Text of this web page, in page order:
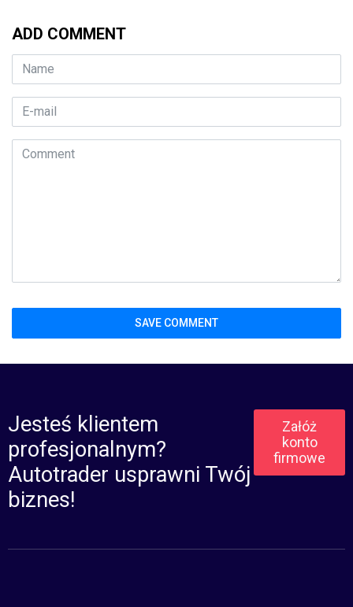
ADD COMMENT
Jesteś klientem
profesjonalnym?
Autotrader usprawni Twój
biznes!
Załóż
konto
firmowe